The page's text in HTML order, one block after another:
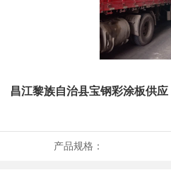
昌江黎族自治县宝钢彩涂板供
产品规格：